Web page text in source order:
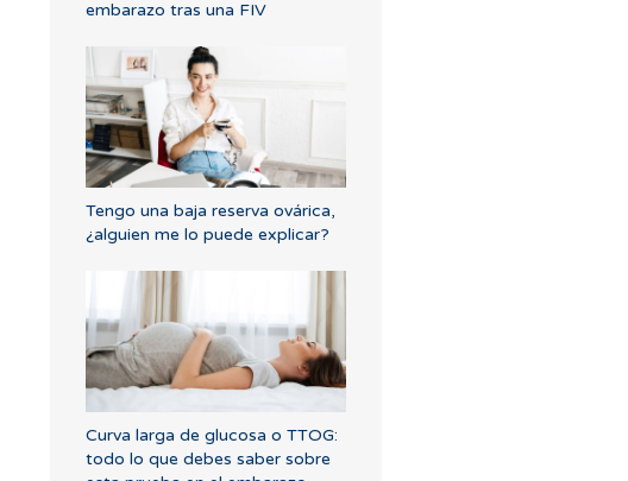
embarazo tras una FIV
Tengo una baja reserva ovárica,
¿alguien me lo puede explicar?
Curva larga de glucosa o TTOG:
todo lo que debes saber sobre